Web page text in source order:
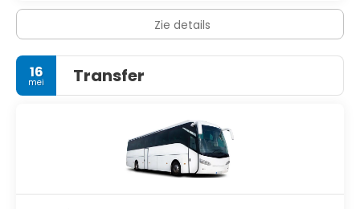
Zie details
16
mei Transfer